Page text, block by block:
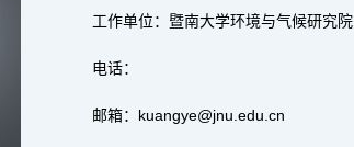
工作单位：暨南大学环境与气候研究院
电话：
邮箱：kuangye@jnu.edu.cn